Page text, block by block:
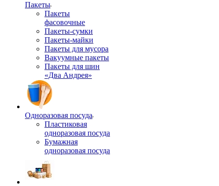
Пакеты
Пакеты
фасовочные
Пакеты-сумки
Пакеты-майки
Пакеты для мусора
Вакуумные пакеты
Пакеты для шин
«Два Андрея»
Одноразовая посуда
Пластиковая
одноразовая посуда
Бумажная
одноразовая посуда